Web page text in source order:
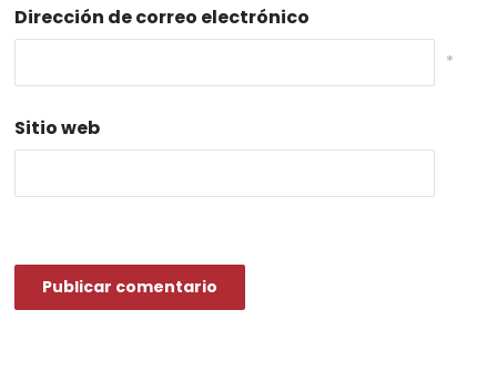
Dirección de correo electrónico
*
Sitio web